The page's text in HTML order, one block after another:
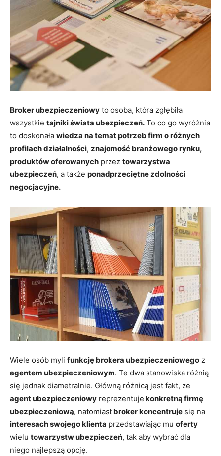
Broker ubezpieczeniowy to osoba, która zgłębiła
wszystkie tajniki świata ubezpieczeń. To co go wyróżnia
to doskonała wiedza na temat potrzeb firm o różnych
profilach działalności, znajomość branżowego rynku,
produktów oferowanych przez towarzystwa
ubezpieczeń, a także ponadprzeciętne zdolności
negocjacyjne.
Wiele osób myli funkcję brokera ubezpieczeniowego z
agentem ubezpieczeniowym. Te dwa stanowiska różnią
się jednak diametralnie. Główną różnicą jest fakt, że
agent ubezpieczeniowy reprezentuje konkretną firmę
ubezpieczeniową, natomiast broker koncentruje się na
interesach swojego klienta przedstawiając mu oferty
wielu towarzystw ubezpieczeń, tak aby wybrać dla
niego najlepszą opcję.